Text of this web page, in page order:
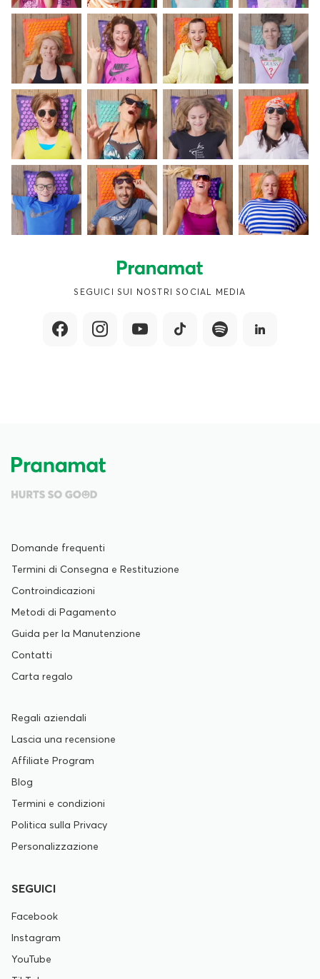
SEGUICI SUI NOSTRI SOCIAL MEDIA
Domande frequenti
Termini di Consegna e Restituzione
Controindicazioni
Metodi di Pagamento
Guida per la Manutenzione
Contatti
Carta regalo
Regali aziendali
Lascia una recensione
Affiliate Program
Blog
Termini e condizioni
Politica sulla Privacy
Personalizzazione
SEGUICI
Facebook
Instagram
YouTube